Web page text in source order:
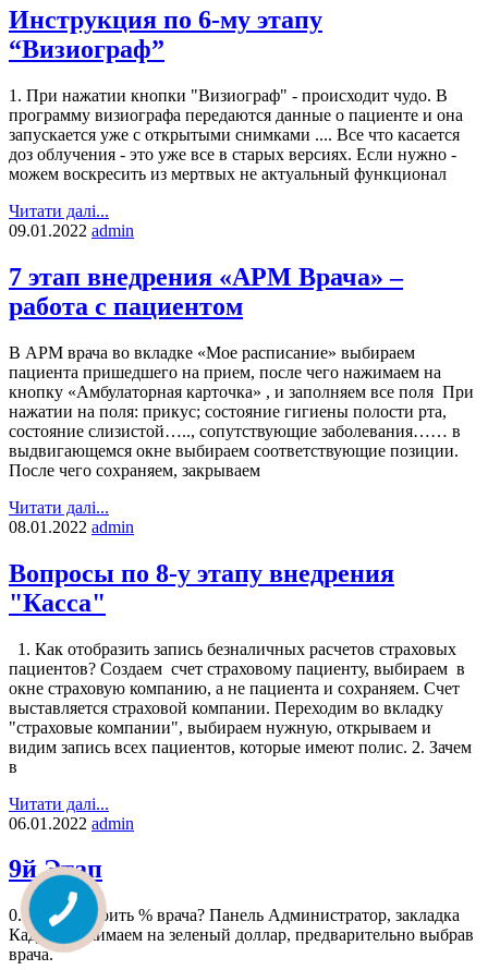
Инструкция по 6-му этапу
“Визиограф”
1. При нажатии кнопки "Визиограф" - происходит чудо. В
программу визиографа передаются данные о пациенте и она
запускается уже с открытыми снимками .... Все что касается
доз облучения - это уже все в старых версиях. Если нужно -
можем воскресить из мертвых не актуальный функционал
Читати далі...
09.01.2022 admin
7 этап внедрения «АРМ Врача» –
работа с пациентом
В АРМ врача во вкладке «Мое расписание» выбираем
пациента пришедшего на прием, после чего нажимаем на
кнопку «Амбулаторная карточка» , и заполняем все поля При
нажатии на поля: прикус; состояние гигиены полости рта,
состояние слизистой….., сопутствующие заболевания…… в
выдвигающемся окне выбираем соответствующие позиции.
После чего сохраняем, закрываем
Читати далі...
08.01.2022 admin
Вопросы по 8-у этапу внедрения
"Касса"
1. Как отобразить запись безналичных расчетов страховых
пациентов? Создаем счет страховому пациенту, выбираем в
окне страховую компанию, а не пациента и сохраняем. Счет
выставляется страховой компании. Переходим во вкладку
"страховые компании", выбираем нужную, открываем и
видим запись всех пациентов, которые имеют полис. 2. Зачем
в
Читати далі...
06.01.2022 admin
9й Этап
0. Как настроить % врача? Панель Администратор, закладка
Кадры, нажимаем на зеленый доллар, предварительно выбрав
врача.